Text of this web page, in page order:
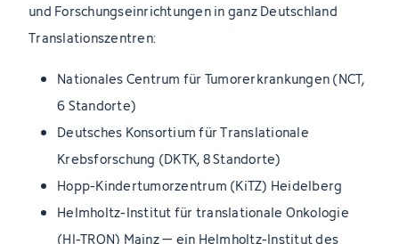
und Forschungseinrichtungen in ganz Deutschland
Translationszentren:
Nationales Centrum für Tumorerkrankungen (NCT,
6 Standorte)
Deutsches Konsortium für Translationale
Krebsforschung (DKTK, 8 Standorte)
Hopp-Kindertumorzentrum (KiTZ) Heidelberg
Helmholtz-Institut für translationale Onkologie
(HI-TRON) Mainz – ein Helmholtz-Institut des